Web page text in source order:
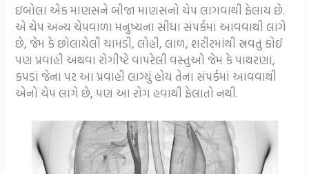
ઇબોલા એક માણસને બીજા માણસનો ચેપ લાગવાથી ફેલાય છે.
એ ચેપ અન્ય ચેપવાળા મનુષ્યના સીધા સંપર્કમાં આવવાથી લાગે
છે, જેમ કે છોલાયેલી ચામડી, લોહી, લાળ, શરીરમાંથી સ્રવતું કોઈ
પણ પ્રવાહી અથવા રોગીષ્ટે વાપરેલી વસ્તુઓ જેમ કે પાથરણાં,
કપડાં જેના પર આ પ્રવાહી લાગ્યું હોય તેના સંપર્કમાં આવવાથી
એનો ચેપ લાગે છે, પણ આ રોગ હવાથી ફેલાતો નથી.